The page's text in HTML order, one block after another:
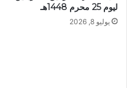
ليوم 25 محرم 1448هـ
يوليو 8, 2026